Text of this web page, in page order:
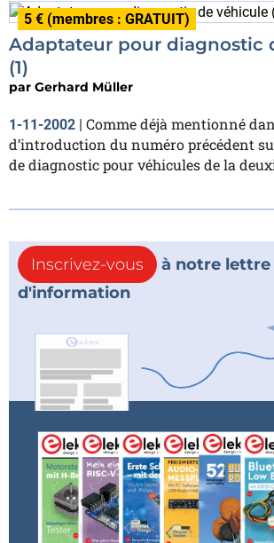
5 € (membres : GRATUIT)
Adaptateur pour diagnostic
(1)
par Gerhard Müller
1-11-2002 | Comme déjà mentionné
d’introduction du numéro précédent
de diagnostic pour véhicules de la
Inscrivez-vous
à notre lettre
d'information